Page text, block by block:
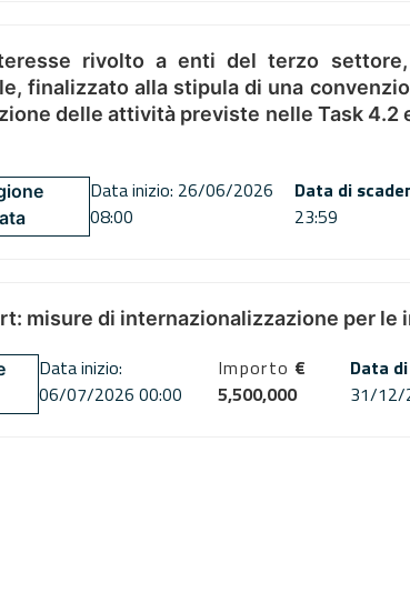
rivolto a enti del terzo
finalizzato alla stipula di una
delle attività previste nelle Task 4.2
Data inizio: 26/06/2026
08:00
Data di
23:59
misure di internazionalizzazione per le
Data inizio:
06/07/2026 00:00
Importo €
5,500,000
Data
31/12/